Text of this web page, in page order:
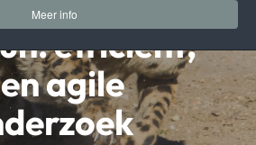
Meer info
efficiënt,
agile